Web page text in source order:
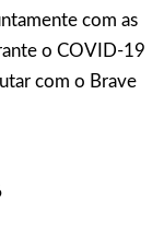
com as
o COVID-19
com o Brave